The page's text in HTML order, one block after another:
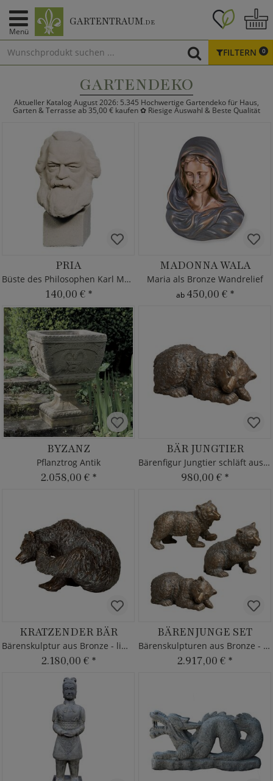
Menü
GARTENTRAUM.DE
FILTERN 0
GARTENDEKO
Aktueller Katalog August 2026: 5.345 Hochwertige Gartendeko für Haus,
Garten & Terrasse ab 35,00 € kaufen ✿ Riesige Auswahl & Beste Qualität
PRIA
Büste des Philosophen Karl Marx
140,00 € *
MADONNA WALA
Maria als Bronze Wandrelief
ab 450,00 € *
BYZANZ
Pflanztrog Antik
2.058,00 € *
BÄR JUNGTIER
Bärenfigur Jungtier schläft aus Bronze
980,00 € *
KRATZENDER BÄR
Bärenskulptur aus Bronze - limitierte Tierfigur
2.180,00 € *
BÄRENJUNGE SET
Bärenskulpturen aus Bronze - 3er Set
2.917,00 € *